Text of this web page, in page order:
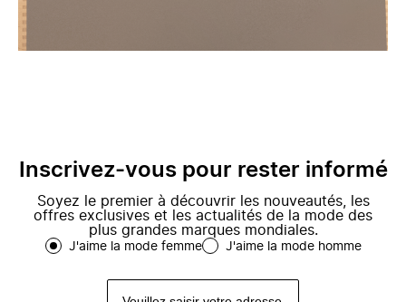
Inscrivez-vous pour rester informé
Soyez le premier à découvrir les nouveautés, les
offres exclusives et les actualités de la mode des
plus grandes marques mondiales.
J'aime la mode femme J'aime la mode homme